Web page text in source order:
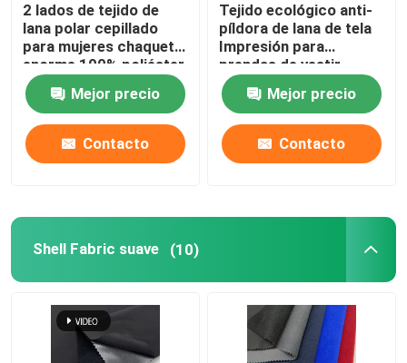
2 lados de tejido de
lana polar cepillado
para mujeres chaqueta
enorme 100% poliéster
teñido 160gm caliente
Mejor precio
Contacto
Tejido ecológico anti-
píldora de lana de tela
Impresión para
prendas de vestir
Varios colores
Mejor precio
Contacto
Shell Fabric suave (10)